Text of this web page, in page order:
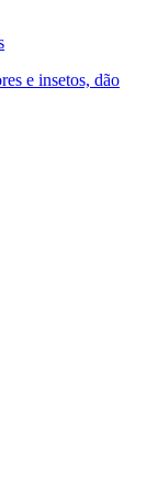
e insetos, dão